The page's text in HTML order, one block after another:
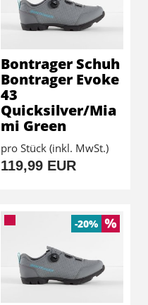
Bontrager Schuh
Bontrager Evoke
43
Quicksilver/Mia
mi Green
pro Stück (inkl. MwSt.)
119,99 EUR
-20%